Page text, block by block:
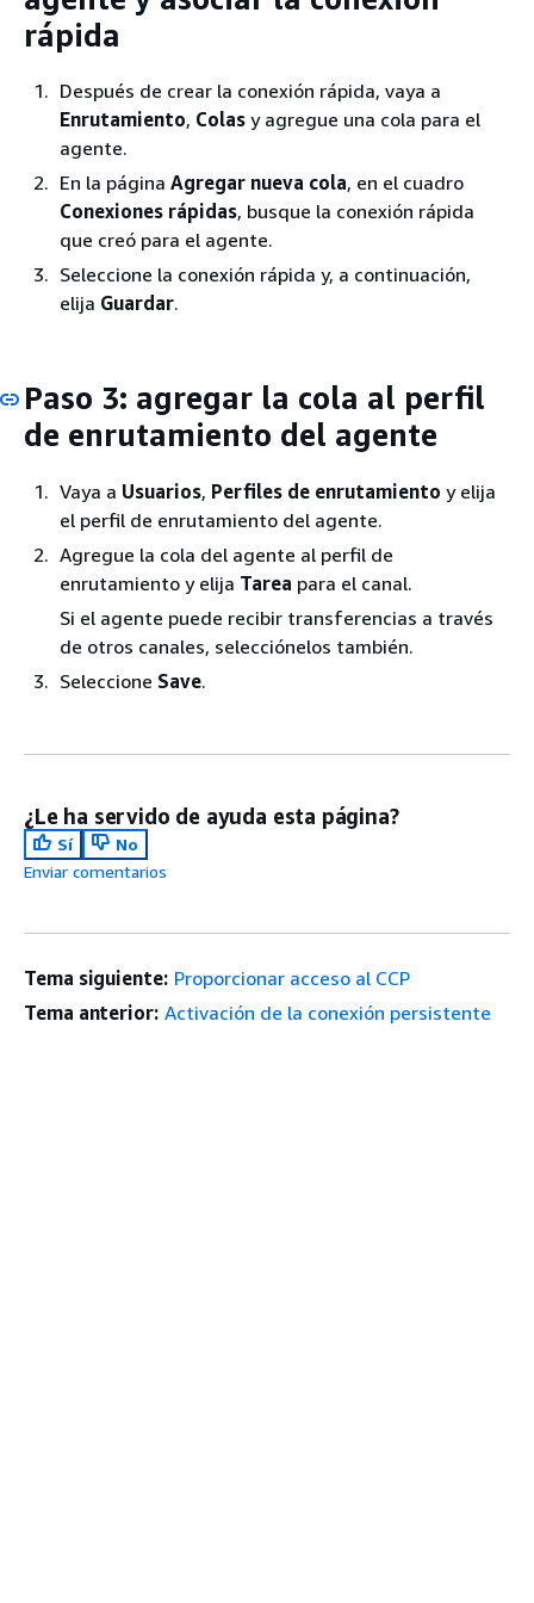
rápida
Después de crear la conexión rápida, vaya a
Enrutamiento, Colas y agregue una cola para el
agente.
En la página Agregar nueva cola, en el cuadro
Conexiones rápidas, busque la conexión rápida
que creó para el agente.
Seleccione la conexión rápida y, a continuación,
elija Guardar.
Paso 3: agregar la cola al perfil
de enrutamiento del agente
Vaya a Usuarios, Perfiles de enrutamiento y elija
el perfil de enrutamiento del agente.
Agregue la cola del agente al perfil de
enrutamiento y elija Tarea para el canal.
Si el agente puede recibir transferencias a través
de otros canales, selecciónelos también.
Seleccione Save.
¿Le ha servido de ayuda esta página?
Sí
No
Enviar comentarios
Tema siguiente: Proporcionar acceso al CCP
Tema anterior: Activación de la conexión persistente